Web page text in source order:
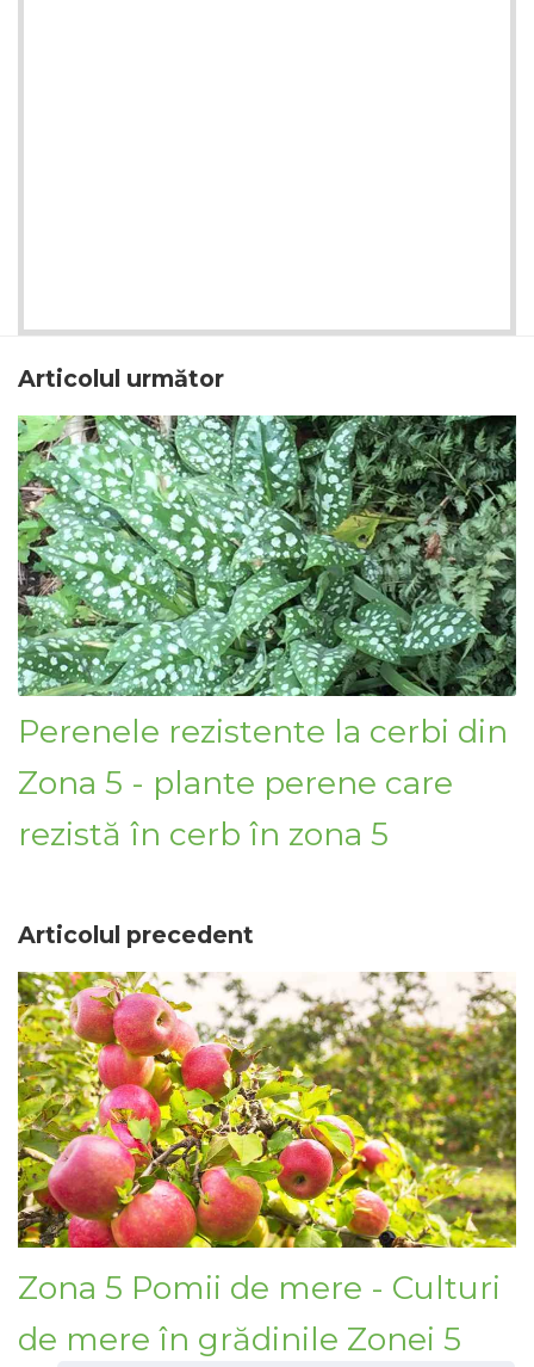
Articolul următor
Perenele rezistente la cerbi din
Zona 5 - plante perene care
rezistă în cerb în zona 5
Articolul precedent
Zona 5 Pomii de mere - Culturi
de mere în grădinile Zonei 5